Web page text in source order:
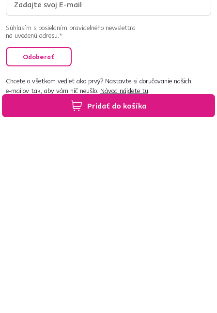
Pridať do košíka
Súhlasím s posielaním pravidelného newslettra
na uvedenú adresu.*
Odoberať
Chcete o všetkom vedieť ako prvý? Nastavte si doručovanie našich
e‑mailov tak, aby vám nič neušlo. Návod nájdete tu.